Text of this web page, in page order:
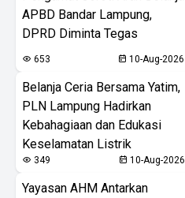
APBD Bandar Lampung,
DPRD Diminta Tegas
653 10-Aug-2026
Belanja Ceria Bersama Yatim,
PLN Lampung Hadirkan
Kebahagiaan dan Edukasi
Keselamatan Listrik
349 10-Aug-2026
Yayasan AHM Antarkan